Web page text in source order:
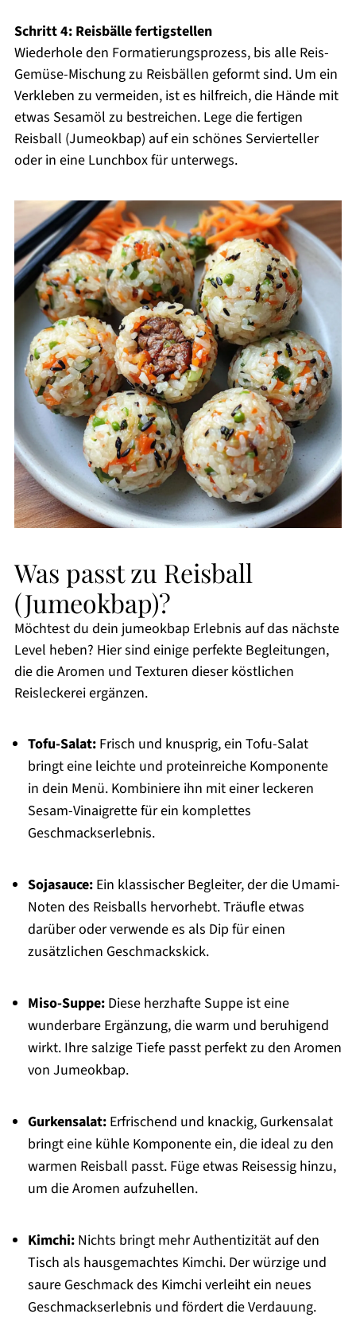
Schritt 4: Reisbälle fertigstellen
Wiederhole den Formatierungsprozess, bis alle Reis-
Gemüse-Mischung zu Reisbällen geformt sind. Um ein
Verkleben zu vermeiden, ist es hilfreich, die Hände mit
etwas Sesamöl zu bestreichen. Lege die fertigen
Reisball (Jumeokbap) auf ein schönes Servierteller
oder in eine Lunchbox für unterwegs.
Was passt zu Reisball
(Jumeokbap)?
Möchtest du dein jumeokbap Erlebnis auf das nächste
Level heben? Hier sind einige perfekte Begleitungen,
die die Aromen und Texturen dieser köstlichen
Reisleckerei ergänzen.
Tofu-Salat:Frisch und knusprig, ein Tofu-Salat
bringt eine leichte und proteinreiche Komponente
in dein Menü. Kombiniere ihn mit einer leckeren
Sesam-Vinaigrette für ein komplettes
Geschmackserlebnis.
Sojasauce:Ein klassischer Begleiter, der die Umami-
Noten des Reisballs hervorhebt. Träufle etwas
darüber oder verwende es als Dip für einen
zusätzlichen Geschmackskick.
Miso-Suppe:Diese herzhafte Suppe ist eine
wunderbare Ergänzung, die warm und beruhigend
wirkt. Ihre salzige Tiefe passt perfekt zu den Aromen
von Jumeokbap.
Gurkensalat:Erfrischend und knackig, Gurkensalat
bringt eine kühle Komponente ein, die ideal zu den
warmen Reisball passt. Füge etwas Reisessig hinzu,
um die Aromen aufzuhellen.
Kimchi:Nichts bringt mehr Authentizität auf den
Tisch als hausgemachtes Kimchi. Der würzige und
saure Geschmack des Kimchi verleiht ein neues
Geschmackserlebnis und fördert die Verdauung.